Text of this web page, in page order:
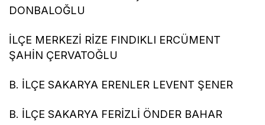
DONBALOĞLU
İLÇE MERKEZİ RİZE FINDIKLI ERCÜMENT
ŞAHİN ÇERVATOĞLU
B. İLÇE SAKARYA ERENLER LEVENT ŞENER
B. İLÇE SAKARYA FERİZLİ ÖNDER BAHAR